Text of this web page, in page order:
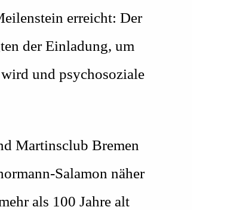
erreicht: Der
der Einladung, um
und psychosoziale
Martinsclub Bremen
Salamon näher
als 100 Jahre alt